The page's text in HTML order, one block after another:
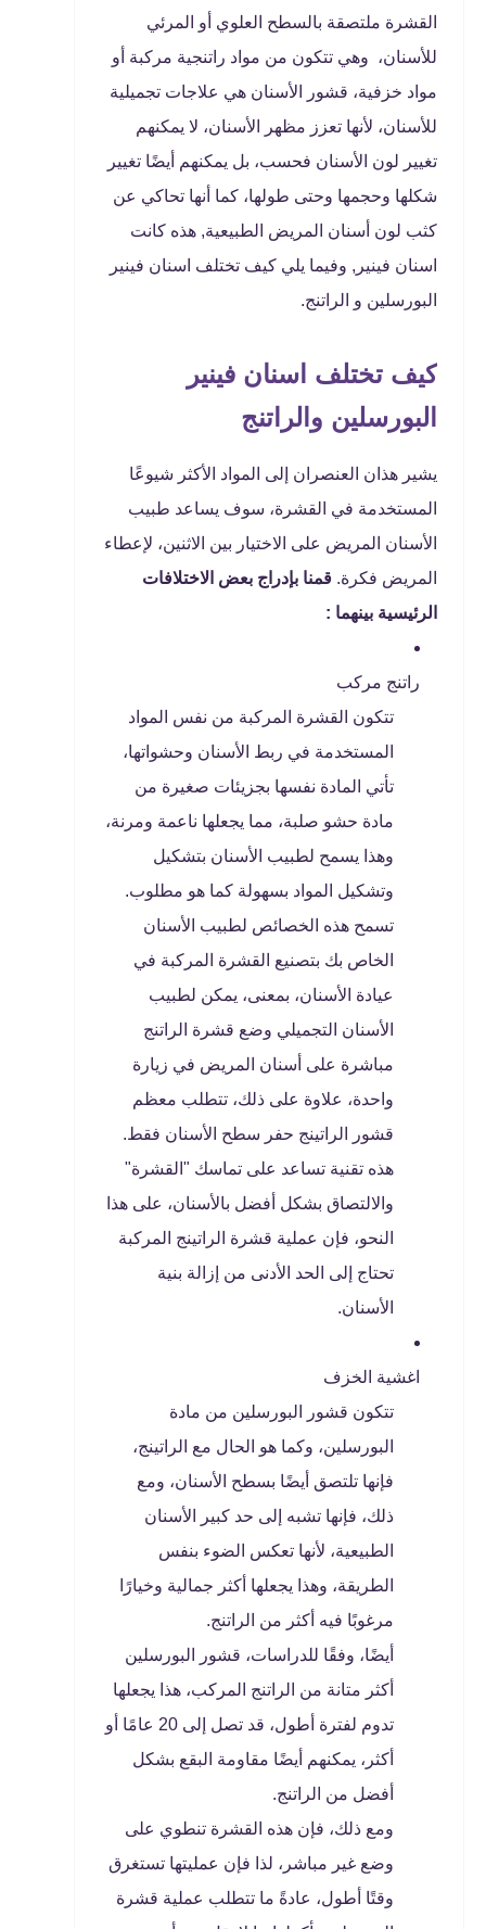
القشرة ملتصقة بالسطح العلوي أو المرئي
للأسنان، وهي تتكون من مواد راتنجية مركبة أو
مواد خزفية، قشور الأسنان هي علاجات تجميلية
للأسنان، لأنها تعزز مظهر الأسنان، لا يمكنهم
تغيير لون الأسنان فحسب، بل يمكنهم أيضًا تغيير
شكلها وحجمها وحتى طولها، كما أنها تحاكي عن
كثب لون أسنان المريض الطبيعية, هذه كانت
اسنان فينير, وفيما يلي كيف تختلف اسنان فينير
البورسلين و الراتنج.
كيف تختلف اسنان فينير
البورسلين والراتنج
يشير هذان العنصران إلى المواد الأكثر شيوعًا
المستخدمة في القشرة، سوف يساعد طبيب
الأسنان المريض على الاختيار بين الاثنين، لإعطاء
المريض فكرة. قمنا بإدراج بعض الاختلافات
الرئيسية بينهما :
راتنج مركب
تتكون القشرة المركبة من نفس المواد
المستخدمة في ربط الأسنان وحشواتها،
تأتي المادة نفسها بجزيئات صغيرة من
مادة حشو صلبة، مما يجعلها ناعمة ومرنة،
وهذا يسمح لطبيب الأسنان بتشكيل
وتشكيل المواد بسهولة كما هو مطلوب.
تسمح هذه الخصائص لطبيب الأسنان
الخاص بك بتصنيع القشرة المركبة في
عيادة الأسنان، بمعنى، يمكن لطبيب
الأسنان التجميلي وضع قشرة الراتنج
مباشرة على أسنان المريض في زيارة
واحدة، علاوة على ذلك، تتطلب معظم
قشور الراتينج حفر سطح الأسنان فقط.
هذه تقنية تساعد على تماسك "القشرة"
والالتصاق بشكل أفضل بالأسنان، على هذا
النحو، فإن عملية قشرة الراتينج المركبة
تحتاج إلى الحد الأدنى من إزالة بنية
الأسنان.
اغشية الخزف
تتكون قشور البورسلين من مادة
البورسلين، وكما هو الحال مع الراتينج،
فإنها تلتصق أيضًا بسطح الأسنان، ومع
ذلك، فإنها تشبه إلى حد كبير الأسنان
الطبيعية، لأنها تعكس الضوء بنفس
الطريقة، وهذا يجعلها أكثر جمالية وخيارًا
مرغوبًا فيه أكثر من الراتنج.
أيضًا، وفقًا للدراسات، قشور البورسلين
أكثر متانة من الراتنج المركب، هذا يجعلها
تدوم لفترة أطول، قد تصل إلى 20 عامًا أو
أكثر، يمكنهم أيضًا مقاومة البقع بشكل
أفضل من الراتنج.
ومع ذلك، فإن هذه القشرة تنطوي على
وضع غير مباشر، لذا فإن عمليتها تستغرق
وقتًا أطول، عادةً ما تتطلب عملية قشرة